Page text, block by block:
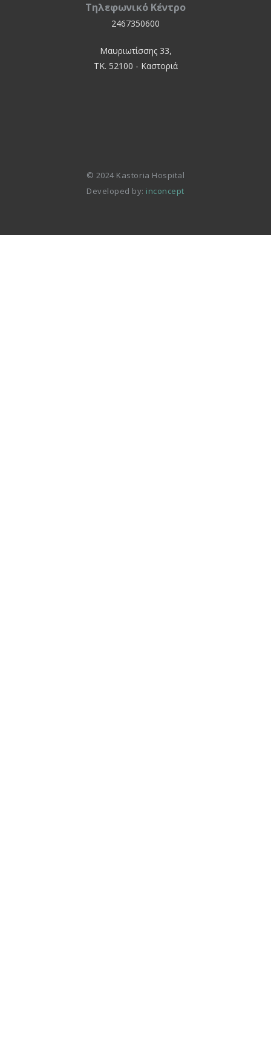
Τηλεφωνικό Κέντρο
2467350600
Μαυριωτίσσης 33,
ΤΚ. 52100 - Καστοριά
© 2024 Kastoria Hospital
Developed by: inconcept